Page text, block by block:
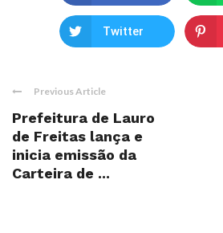
Twitter
Previous Article
Prefeitura de Lauro
de Freitas lança e
inicia emissão da
Carteira de ...